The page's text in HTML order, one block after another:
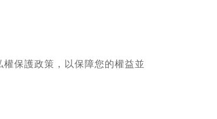
保護政策，以保障您的權益並